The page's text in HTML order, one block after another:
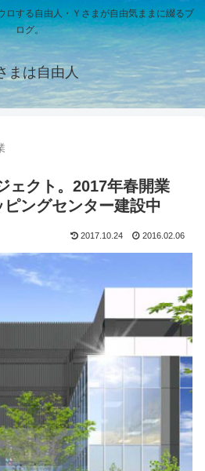
ロする自由人・Ｙさまが自由気ままに綴るブ
ログ。
まは自由人
ェクト。2017年春開業
ングセンター建設中
2017.10.24 2016.02.06